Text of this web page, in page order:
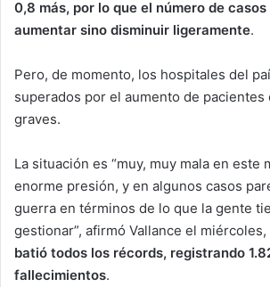
0,8 más, por lo que el número de casos
aumentar sino disminuir ligeramente.
Pero, de momento, los hospitales del
superados por el aumento de pacientes
graves.
La situación es “muy, muy mala en este
enorme presión, y en algunos casos
guerra en términos de lo que la gente
gestionar”, afirmó Vallance el
batió todos los récords, registrando
fallecimientos.